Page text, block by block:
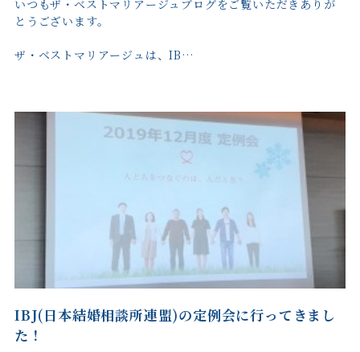
いつもザ・ベストマリアージュブログをご覧いただきありが
とうございます。
ザ・ベストマリアージュは、IB…
IBJ(日本結婚相談所連盟)の定例会に行ってきまし
た！